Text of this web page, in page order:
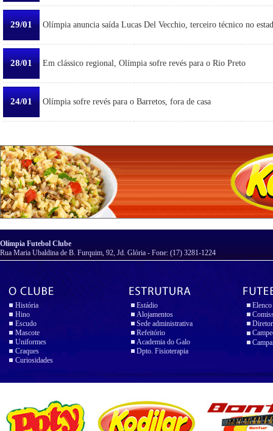
29/01 Olímpia anuncia saída Lucas Del Vecchio, terceiro técnico no
28/01 Em clássico regional, Olímpia sofre revés para o Rio Preto
24/01 Olímpia sofre revés para o Barretos, fora de casa
Olímpia Futebol Clube
Rua Maria Ubaldina de B. Furquim, 92, Jd. Glória - Fone: (17) 3281-1224
História
Hino
Escudo
Mascote
Uniformes
Craques
Curiosidades
Estádio
Alojamentos
Sede administrativa
Refeitório
Academia do Galo
Dpto. Fisioterapia
Elenco